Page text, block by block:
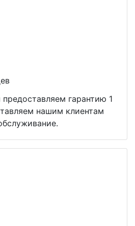
гарантию 1
нашим клиентам